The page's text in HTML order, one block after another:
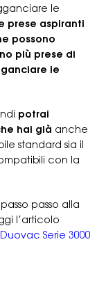
le
prese aspiranti
possono
più prese di
le
potrai
hai già anche
standard sia il
con la
passo alla
l’articolo
Serie 3000